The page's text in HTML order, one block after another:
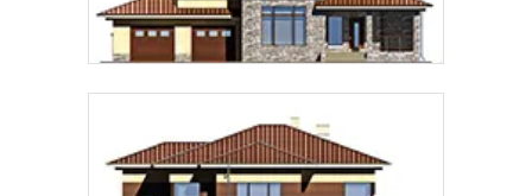
обработки персональных данных.
Рассчитать стоимость